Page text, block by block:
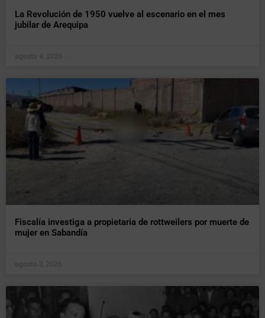
La Revolución de 1950 vuelve al escenario en el mes
jubilar de Arequipa
agosto 4, 2026
Fiscalía investiga a propietaria de rottweilers por muerte de
mujer en Sabandía
agosto 3, 2026